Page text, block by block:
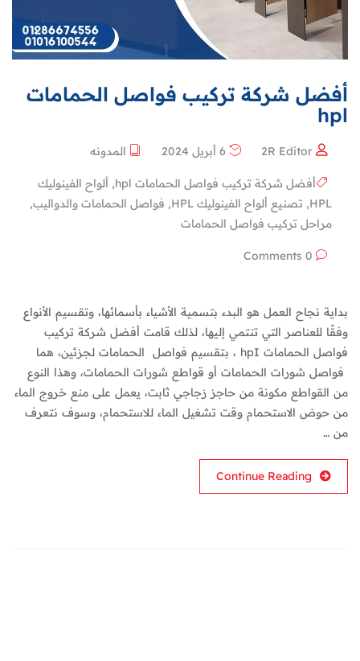
أفضل شركة تركيب فواصل الحمامات
hpl
2R Editor المدونه
أفضل شركة تركيب فواصل الحمامات hpl , ألواح الفينوليك
HPL
, تصنيع ألواح الفينوليك HPL , فواصل الحمامات والدواليب,
مراحل تركيب فواصل الحمامات
بداية نجاح العمل هو البدء بتسمية الأشياء بأسمائها، وتقسيم الأنواع
وفقًا للعناصر التي تنتمي إليها، لذلك قامت أفضل شركة تركيب
فواصل الحمامات hpI ، بتقسيم فواصل الحمامات لجزئين، هما
فواصل شورات الحمامات أو قواطع شورات الحمامات، وهذا النوع
من القواطع مكونة من حاجز زجاجي ثابت، يعمل على منع خروج الماء
من حوض الاستحمام وقت تشغيل الماء للاستحمام، وسوف نتعرف
من …
Continue Reading